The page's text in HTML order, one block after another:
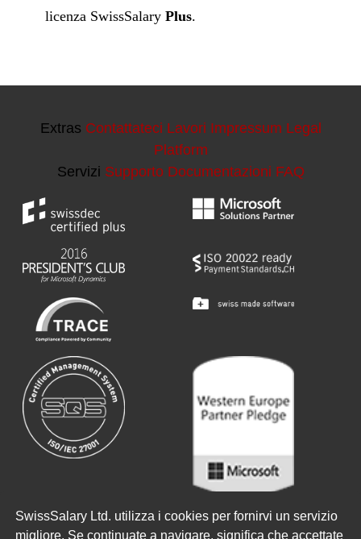
SwissSalary Ltd. utilizza i cookies per fornirvi un servizio
migliore. Se continuate a navigare, significa che accettate
Extras Contattateci Lavori Impressum Legal
Platform
Servizi Supporto Documentazioni FAQ
Copyright ©2026SwissSalary Ltd.